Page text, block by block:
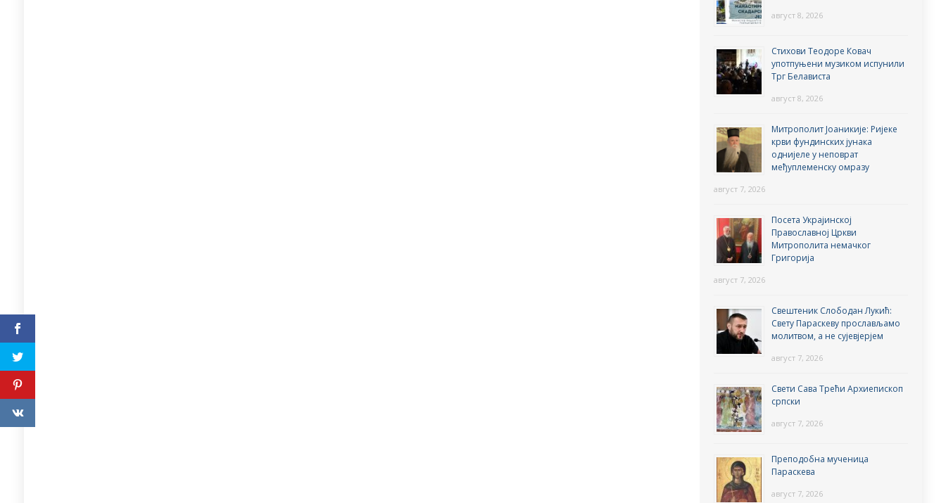
август 8, 2026
Стихови Теодоре Ковач
употпуњени музиком испунили
Трг Белависта
август 8, 2026
Митрополит Јоаникије: Ријеке
крви фундинских јунака
однијеле у неповрат
међуплеменску омразу
август 7, 2026
Посета Украјинској
Православној Цркви
Митрополита немачког
Григорија
август 7, 2026
Свештеник Слободан Лукић:
Свету Параскеву прослављамо
молитвом, а не сујевјерјем
август 7, 2026
Свети Сава Трећи Архиепископ
српски
август 7, 2026
Преподобна мученица
Параскева
август 7, 2026